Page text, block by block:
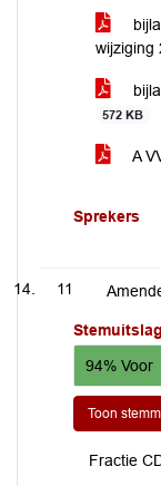
wijziging
572 KB
A
Sprekers
11
Stemuitslag
94% Voor
Toon
Fractie